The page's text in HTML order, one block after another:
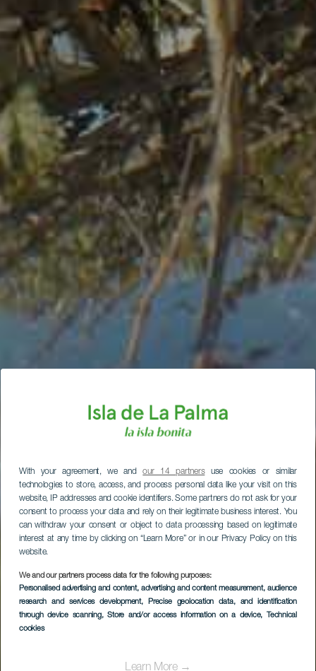
With your agreement, we andour 14 partnersuse cookies or similar
technologies to store, access, and process personal data like your visit on this
website, IP addresses and cookie identifiers. Some partners do not ask for your
consent to process your data and rely on their legitimate business interest. You
can withdraw your consent or object to data processing based on legitimate
interest at any time by clicking on “Learn More” or in our Privacy Policy on this
website.
We and our partners process data for the following purposes:
Personalised advertising and content, advertising and content measurement, audience
research and services development, Precise geolocation data, and identification
through device scanning, Store and/or access information on a device, Technical
cookies
Learn More →